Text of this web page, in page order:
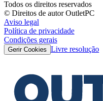
Todos os direitos reservados
© Direitos de autor OutletPC
Aviso legal
Política de privacidade
Condições gerais
Gerir Cookies Livre resolução